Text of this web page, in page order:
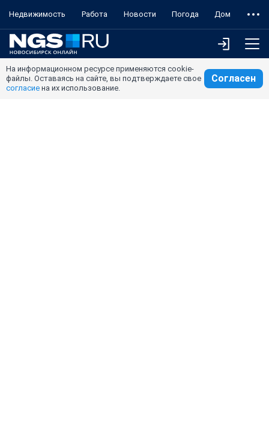
Недвижимость Работа Новости Погода Дом
На информационном ресурсе применяются cookie-
файлы. Оставаясь на сайте, вы подтверждаете свое
согласие на их использование.
Согласен